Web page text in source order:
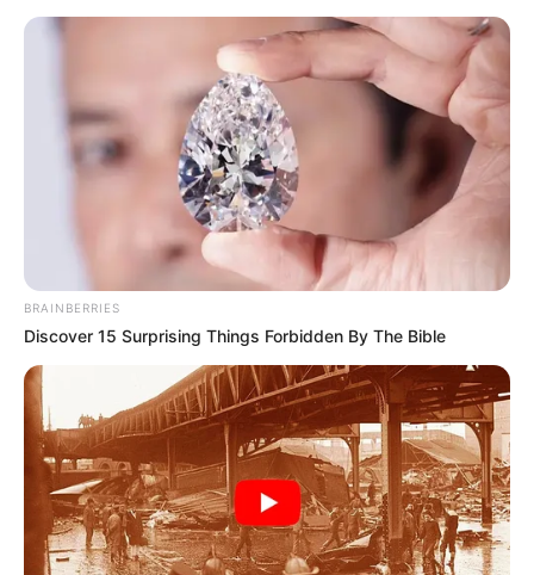
BRAINBERRIES
Discover 15 Surprising Things Forbidden By The Bible